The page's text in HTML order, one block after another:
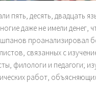
пять, десять, двадцать
даже не имели денег,
проанализировал
связанных с
филологи и педагоги;
работ,